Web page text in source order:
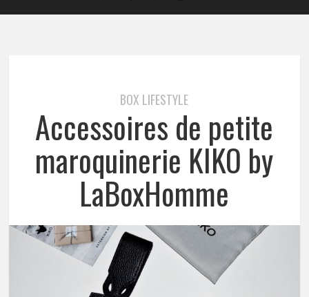
BOX LIFESTYLE
Accessoires de petite
maroquinerie KIKO by
LaBoxHomme